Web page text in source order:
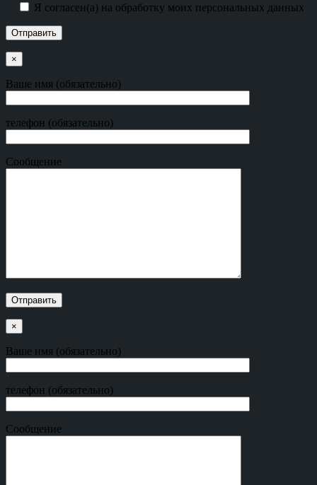
Я согласен(а) на обработку моих персональных данных
×
Ваше имя (обязательно)
телефон (обязательно)
Сообщение
×
Ваше имя (обязательно)
телефон (обязательно)
Сообщение